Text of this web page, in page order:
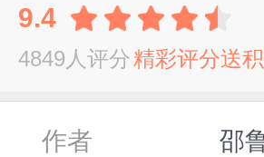
9.4
4849人评分精彩评分送
作者 邵